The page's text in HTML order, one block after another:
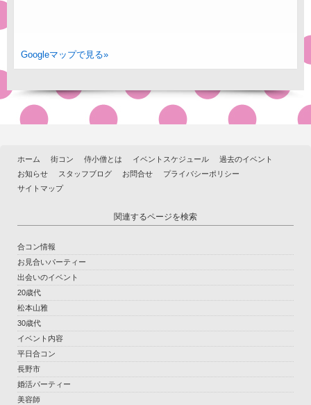
Googleマップで見る»
ホーム 街コン 侍小僧とは イベントスケジュール
過去のイベント
お知らせ
スタッフブログ お問合せ
プライバシーポリシー
サイトマップ
関連するページを検索
合コン情報
お見合いパーティー
出会いのイベント
20歳代
松本山雅
30歳代
イベント内容
平日合コン
長野市
婚活パーティー
美容師